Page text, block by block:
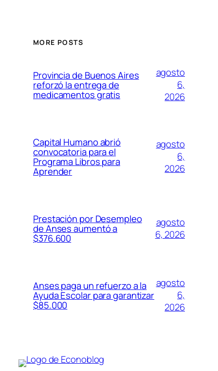
MORE POSTS
Provincia de Buenos Aires
reforzó la entrega de
medicamentos gratis
agosto
6,
2026
Capital Humano abrió
convocatoria para el
Programa Libros para
Aprender
agosto
6,
2026
Prestación por Desempleo
de Anses aumentó a
$376.600
agosto
6, 2026
Anses paga un refuerzo a la
Ayuda Escolar para garantizar
$85.000
agosto
6,
2026